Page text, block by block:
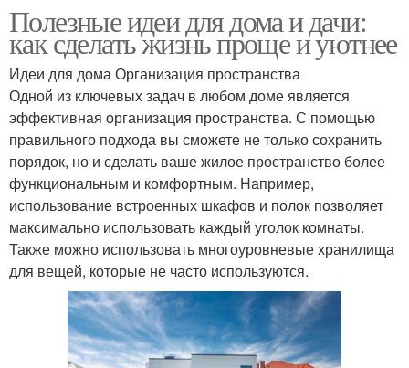
Полезные идеи для дома и дачи:
как сделать жизнь проще и уютнее
Идеи для дома Организация пространства
Одной из ключевых задач в любом доме является
эффективная организация пространства. С помощью
правильного подхода вы сможете не только сохранить
порядок, но и сделать ваше жилое пространство более
функциональным и комфортным. Например,
использование встроенных шкафов и полок позволяет
максимально использовать каждый уголок комнаты.
Также можно использовать многоуровневые хранилища
для вещей, которые не часто используются.